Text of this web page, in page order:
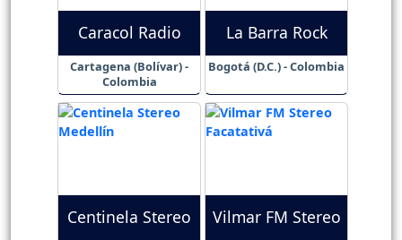
Caracol Radio
Cartagena (Bolívar) -
Colombia
La Barra Rock
Bogotá (D.C.) - Colombia
Centinela Stereo Vilmar FM Stereo